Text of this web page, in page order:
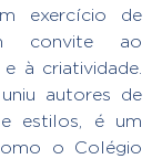
exercício de
convite ao
à criatividade.
autores de
estilos, é um
o Colégio